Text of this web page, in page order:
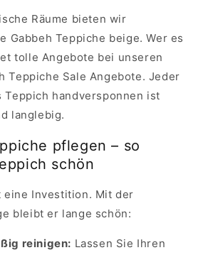
Räume bieten wir
Gabbeh Teppiche beige. Wer es
tolle Angebote bei unseren
Teppiche Sale Angebote. Jeder
Teppich handversponnen ist
langlebig.
pflegen – so
schön
eine Investition. Mit der
bleibt er lange schön:
reinigen: Lassen Sie Ihren